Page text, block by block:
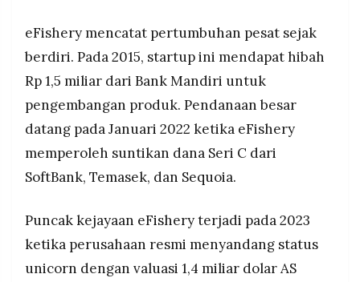
eFishery mencatat pertumbuhan pesat sejak
berdiri. Pada 2015, startup ini mendapat hibah
Rp 1,5 miliar dari Bank Mandiri untuk
pengembangan produk. Pendanaan besar
datang pada Januari 2022 ketika eFishery
memperoleh suntikan dana Seri C dari
SoftBank, Temasek, dan Sequoia.
Puncak kejayaan eFishery terjadi pada 2023
ketika perusahaan resmi menyandang status
unicorn dengan valuasi 1,4 miliar dolar AS